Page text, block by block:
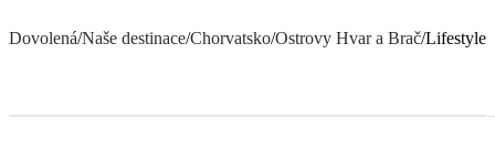
Dovolená/Naše destinace/Chorvatsko/Ostrovy Hvar a Brač/Lifestyle